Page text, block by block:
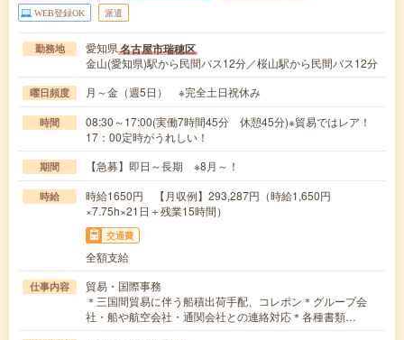
WEB登録OK 派遣
勤務地 愛知県名古屋市瑞穂区
金山(愛知県)駅から民間バス12分／桜山駅から民間バス12分
曜日頻度 月～金（週5日） ※完全土日祝休み
時間
08:30～17:00(実働7時間45分 休憩45分)※貿易ではレア！
17：00定時がうれしい！
期間 【急募】即日～長期 ※8月～！
時給
時給1650円 【月収例】293,287円（時給1,650円
×7.75h×21日＋残業15時間）
交通費
全額支給
仕事内容
貿易・国際事務
＊三国間貿易に伴う船積出荷手配、コレポン＊グループ会
社・船や航空会社・通関会社との連絡対応＊各種書類…